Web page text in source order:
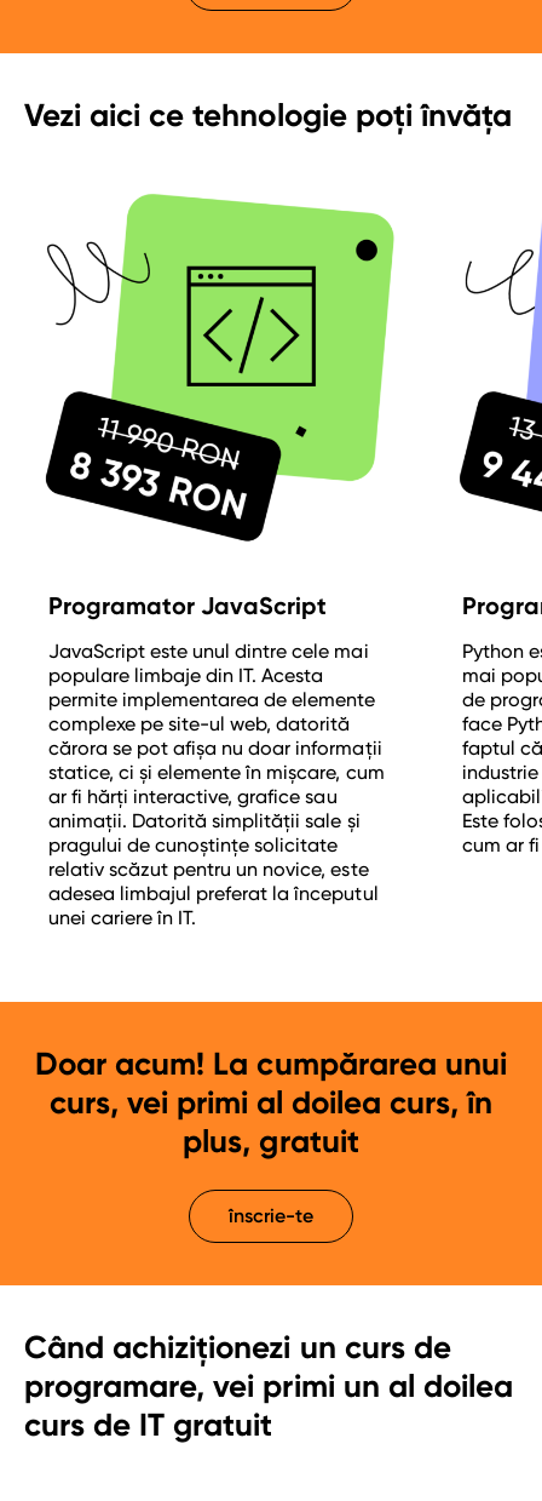
Vezi aici ce tehnologie poți învăța
Programator JavaScript
JavaScript este unul dintre cele mai
populare limbaje din IT. Acesta
permite implementarea de elemente
complexe pe site-ul web, datorită
cărora se pot afișa nu doar informații
statice, ci și elemente în mișcare, cum
ar fi hărți interactive, grafice sau
animații. Datorită simplității sale și
pragului de cunoștințe solicitate
relativ scăzut pentru un novice, este
adesea limbajul preferat la începutul
unei cariere în IT.
Python
mai
de
face
faptul
Este
cum ar
Doar acum! La cumpărarea unui
curs, vei primi al doilea curs, în
plus, gratuit
înscrie-te
Când achiziționezi un curs de
programare, vei primi un al doilea
curs de IT gratuit